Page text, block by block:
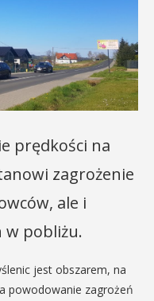
prędkości na
zagrożenie
ale i
w pobliżu.
jest obszarem, na
powodowanie zagrożeń